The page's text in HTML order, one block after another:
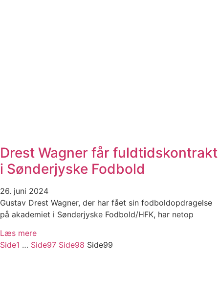
Drest Wagner får fuldtidskontrakt
i Sønderjyske Fodbold
26. juni 2024
Gustav Drest Wagner, der har fået sin fodboldopdragelse
på akademiet i Sønderjyske Fodbold/HFK, har netop
Læs mere
Side1 … Side97 Side98 Side99